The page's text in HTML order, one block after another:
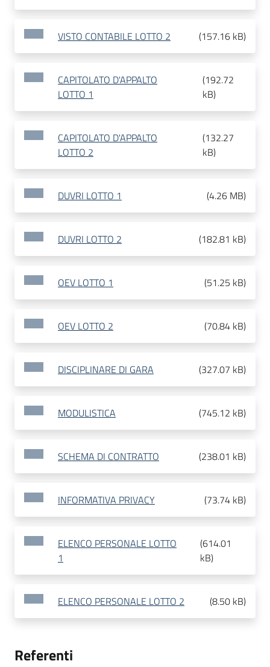
VISTO CONTABILE LOTTO 2 (157.16 kB)
CAPITOLATO D'APPALTO
LOTTO 1
(192.72
kB)
CAPITOLATO D'APPALTO
LOTTO 2
(132.27
kB)
DUVRI LOTTO 1 (4.26 MB)
DUVRI LOTTO 2 (182.81 kB)
OEV LOTTO 1 (51.25 kB)
OEV LOTTO 2 (70.84 kB)
DISCIPLINARE DI GARA (327.07 kB)
MODULISTICA (745.12 kB)
SCHEMA DI CONTRATTO (238.01 kB)
INFORMATIVA PRIVACY (73.74 kB)
ELENCO PERSONALE LOTTO
1
(614.01
kB)
ELENCO PERSONALE LOTTO 2 (8.50 kB)
Referenti